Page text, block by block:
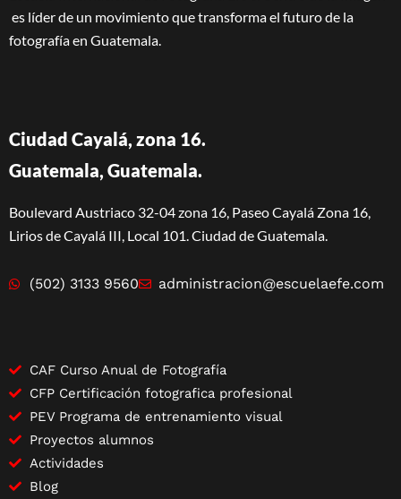
es líder de un movimiento que transforma el futuro de la
fotografía en Guatemala.
Ciudad Cayalá, zona 16.
Guatemala, Guatemala.
Boulevard Austriaco 32-04 zona 16, Paseo Cayalá Zona 16,
Lirios de Cayalá III, Local 101. Ciudad de Guatemala.
(502) 3133 9560 administracion@escuelaefe.com
CAF Curso Anual de Fotografía
CFP Certificación fotografica profesional
PEV Programa de entrenamiento visual
Proyectos alumnos
Actividades
Blog